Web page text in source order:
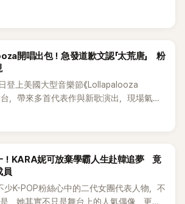
開唱出包！急發道歉文認「太荒唐」 粉
登上美國大型音樂節《Lollapalooza
，帶來多首代表作與新歌演出，現場氣氛
卻在演出後主動坦承，自己因為太緊
！KARA妮可放棄學霸人生赴韓追夢 竟
員
少K-POP粉絲心中的二代女團代表人物，不
，她其實不只是舞台上的人氣偶像，更是